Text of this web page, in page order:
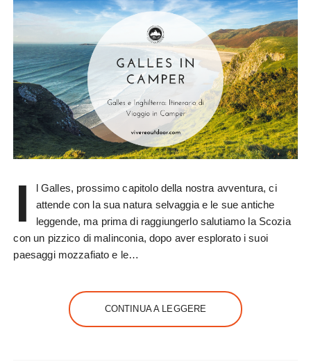
I
l Galles, prossimo capitolo della nostra avventura, ci
attende con la sua natura selvaggia e le sue antiche
leggende, ma prima di raggiungerlo salutiamo la Scozia
con un pizzico di malinconia, dopo aver esplorato i suoi
paesaggi mozzafiato e le…
CONTINUA A LEGGERE